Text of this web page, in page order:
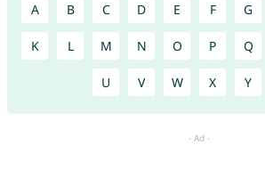
A B C D E F G
K L M N O P Q
U V W X Y